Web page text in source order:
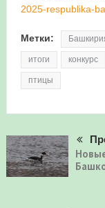
2025-respublika-
Метки:
итоги конкурс
птицы